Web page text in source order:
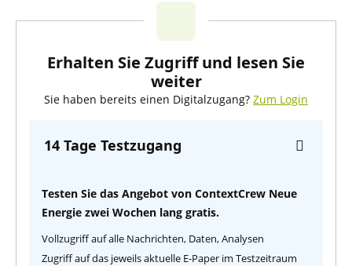
Erhalten Sie Zugriff und lesen Sie
weiter
Sie haben bereits einen Digitalzugang? Zum Login
14 Tage Testzugang
Testen Sie das Angebot von ContextCrew Neue
Energie zwei Wochen lang gratis.
Vollzugriff auf alle Nachrichten, Daten, Analysen
Zugriff auf das jeweils aktuelle E-Paper im Testzeitraum